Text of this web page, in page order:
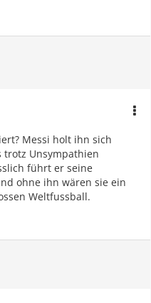
Messi holt ihn sich
trotz Unsympathien
führt er seine
ohne ihn wären sie ein
Weltfussball.